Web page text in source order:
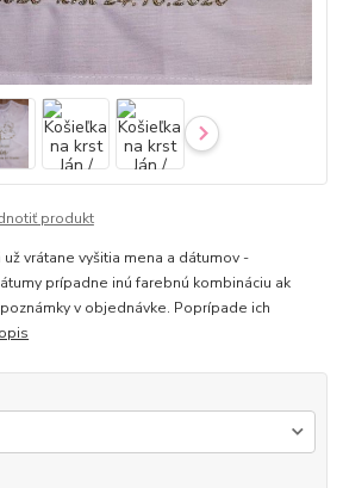
produkt
vrátane vyšitia mena a dátumov -
prípadne inú farebnú kombináciu ak
v objednávke. Poprípade ich